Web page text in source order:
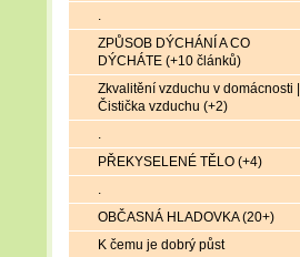
.
ZPŮSOB DÝCHÁNÍ A CO
DÝCHÁTE (+10 článků)
Zkvalitění vzduchu v domácnosti |
Čistička vzduchu (+2)
.
PŘEKYSELENÉ TĚLO (+4)
.
OBČASNÁ HLADOVKA (20+)
K čemu je dobrý půst